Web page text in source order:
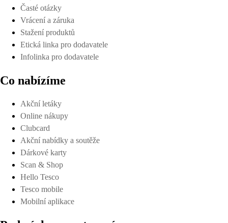
Časté otázky
Vrácení a záruka
Stažení produktů
Etická linka pro dodavatele
Infolinka pro dodavatele
Co nabízíme
Akční letáky
Online nákupy
Clubcard
Akční nabídky a soutěže
Dárkové karty
Scan & Shop
Hello Tesco
Tesco mobile
Mobilní aplikace